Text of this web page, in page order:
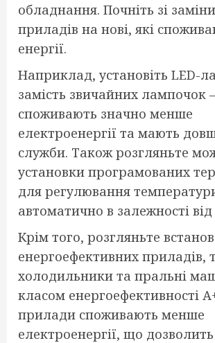
обладнання. Почніть зі
приладів на нові, які
енергії.
Наприклад, установіть LED-
замість звичайних лампочок
споживають значно менше
електроенергії та мають
служби. Також розгляньте
установки програмованих
для регулювання
автоматично в залежності
Крім того, розгляньте
енергоефективних приладів,
холодильники та пральні
класом енергоефективності
прилади споживають менше
електроенергії, що